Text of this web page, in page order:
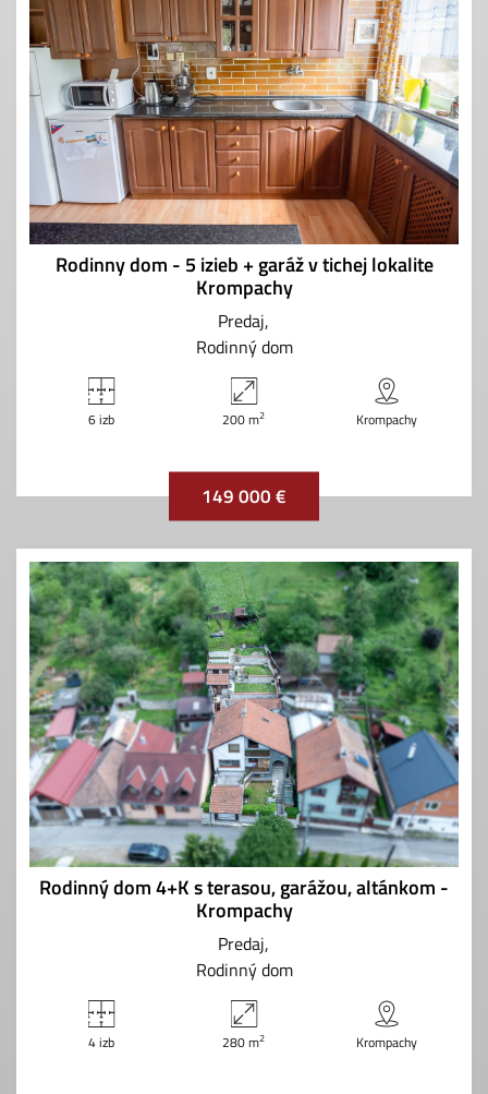
Rodinny dom - 5 izieb + garáž v tichej lokalite
Krompachy
Predaj
Rodinný dom
6 izb 200 m2 Krompachy
149 000 €
Rodinný dom 4+K s terasou, garážou, altánkom -
Krompachy
Predaj
Rodinný dom
4 izb 280 m2 Krompachy